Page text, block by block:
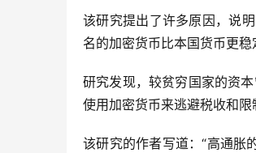
该研究提出了许多原因，说
名的加密货币比本国货币更稳
研究发现，较贫穷国家的资
使用加密货币来逃避税收和限
该研究的作者写道：“高通胀